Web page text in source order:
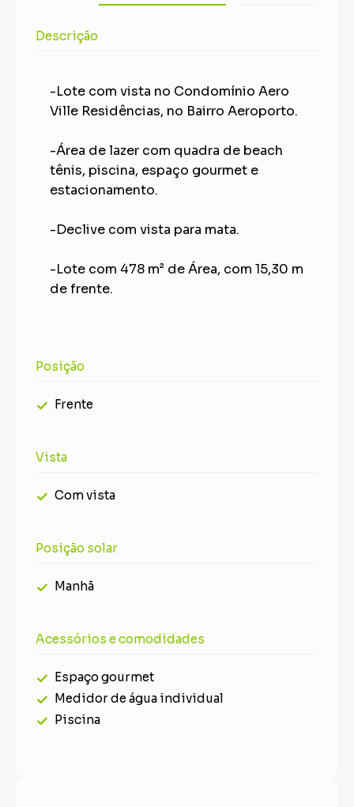
Descrição
-Lote com vista no Condomínio Aero
Ville Residências, no Bairro Aeroporto.
-Área de lazer com quadra de beach
tênis, piscina, espaço gourmet e
estacionamento.
-Declive com vista para mata.
-Lote com 478 m² de Área, com 15,30 m
de frente.
Posição
Frente
Vista
Com vista
Posição solar
Manhã
Acessórios e comodidades
Espaço gourmet
Medidor de água individual
Piscina